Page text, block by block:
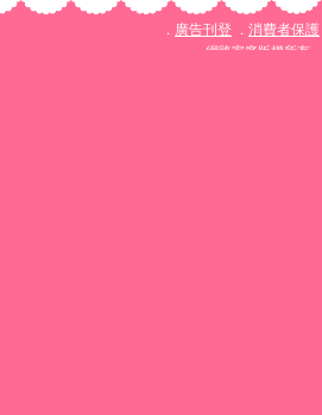
． 廣告刊登 ． 消費者保護
網路家庭版權所有